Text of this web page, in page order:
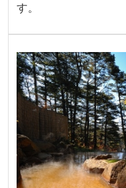
す。